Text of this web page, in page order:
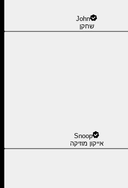
John
שחקן
Snoop
אייקון מוזיקה